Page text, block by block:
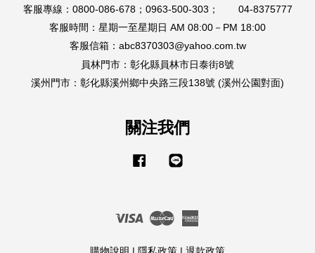
客服專線：0800-086-678；0963-500-303； 04-8375777
客服時間：星期一至星期日 AM 08:00－PM 18:00
客服信箱：abc8370303@yahoo.com.tw
員林門市：彰化縣員林市日泰街8號
溪州門市：彰化縣溪州鄉中央路三段138號 (溪州公園對面)
關注我們
Facebook
Visa Master